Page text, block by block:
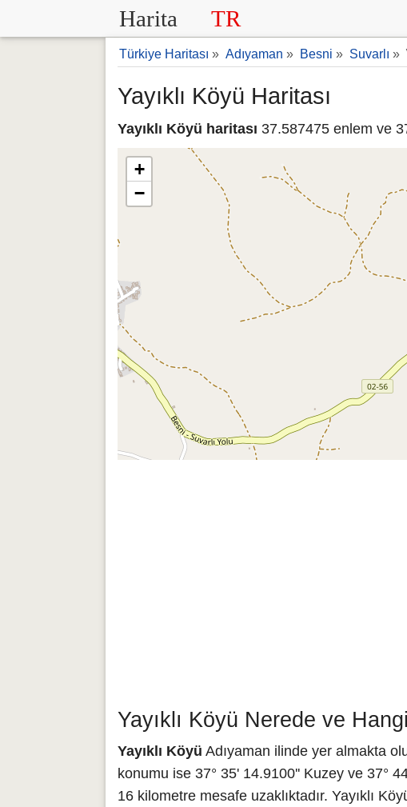
Harita TR
Türkiye Haritası » Adıyaman » Besni » Suvarlı »
Yayıklı Köyü Haritası
Yayıklı Köyü haritası 37.587475 enlem ve
+
−
Yayıklı Köyü Nerede ve
Yayıklı Köyü Adıyaman ilinde yer almakta
konumu ise 37° 35' 14.9100'' Kuzey ve 37°
16 kilometre mesafe uzaklıktadır. Yayıklı